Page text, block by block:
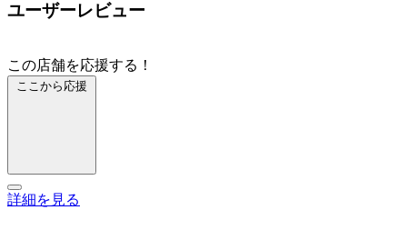
ユーザーレビュー
この店舗を応援する！
ここから応援
詳細を見る